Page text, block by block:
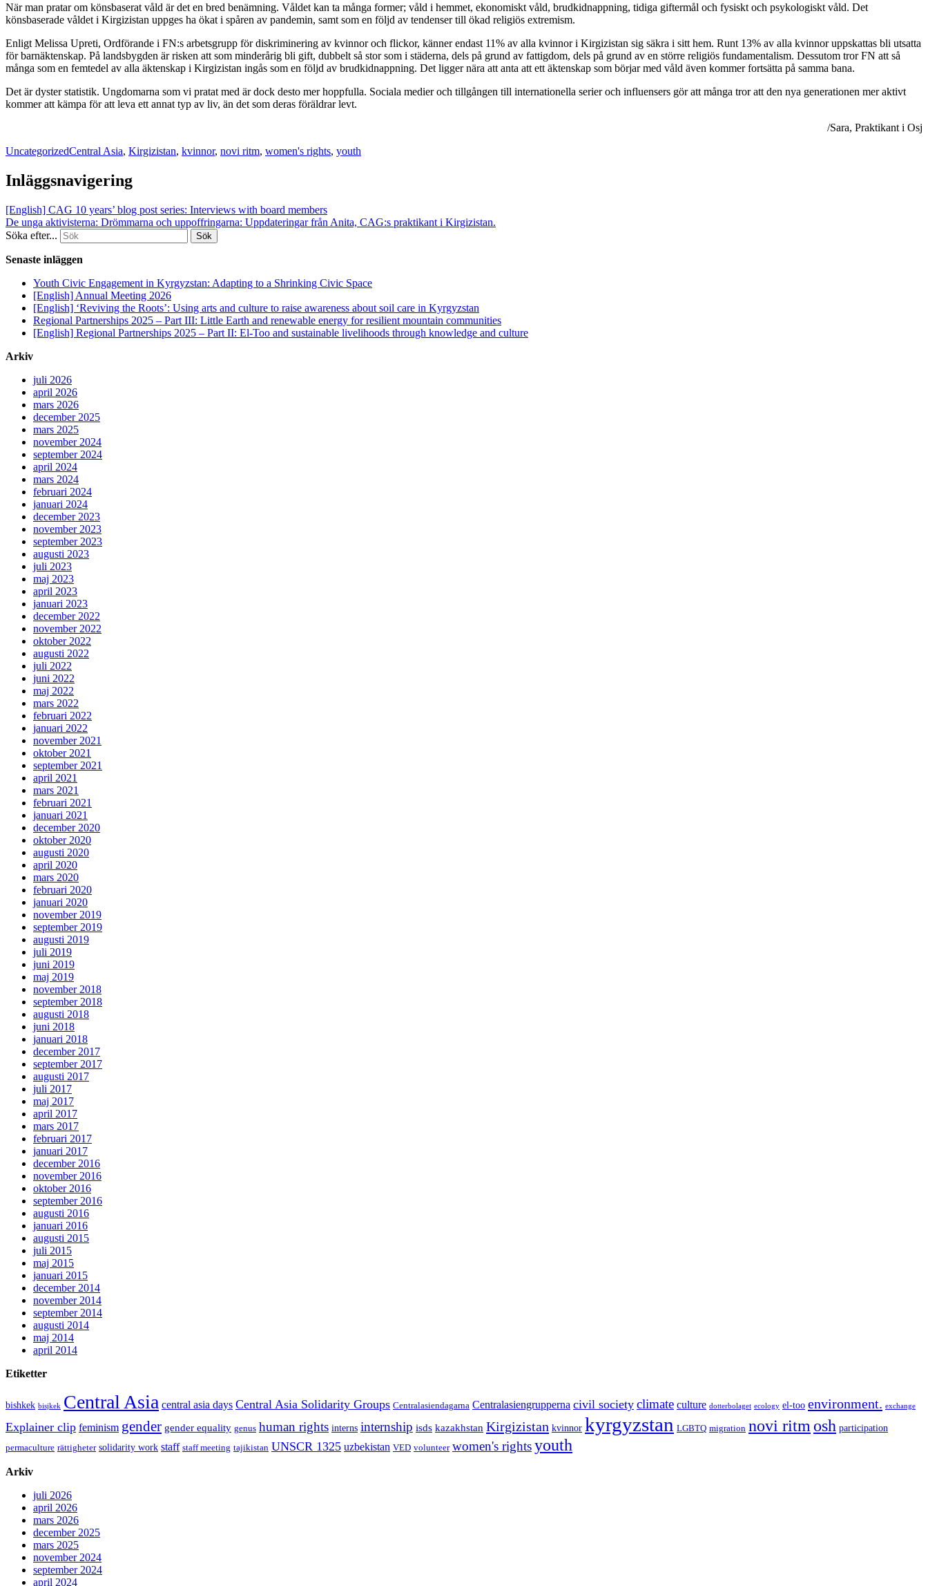
När man pratar om könsbaserat våld är det en bred benämning. Våldet kan ta många former; våld i hemmet, ekonomiskt våld, brudkidnappning, tidiga giftermål och fysiskt och psykologiskt våld. Det
könsbaserade våldet i Kirgizistan uppges ha ökat i spåren av pandemin, samt som en följd av tendenser till ökad religiös extremism.
Enligt Melissa Upreti, Ordförande i FN:s arbetsgrupp för diskriminering av kvinnor och flickor, känner endast 11% av alla kvinnor i Kirgizistan sig säkra i sitt hem. Runt 13% av alla kvinnor uppskattas bli utsatta
för barnäktenskap. På landsbygden är risken att som minderårig bli gift, dubbelt så stor som i städerna, dels på grund av fattigdom, dels på grund av en större religiös fundamentalism. Dessutom trorFN att så
många som en femtedel av alla äktenskap i Kirgizistan ingås som en följd av brudkidnappning. Det ligger nära att anta att ett äktenskap som börjar med våld även kommer fortsätta på samma bana.
Det är dyster statistik. Ungdomarna som vi pratat med är dock desto mer hoppfulla. Sociala medier och tillgången till internationella serier och influensers gör att många tror att den nya generationen mer aktivt
kommer att kämpa för att leva ett annat typ av liv, än det som deras föräldrar levt.
/Sara, Praktikant i Osj
UncategorizedCentral Asia, Kirgizistan, kvinnor, novi ritm, women's rights, youth
Inläggsnavigering
[English] CAG 10 years’ blog post series: Interviews with board members
De unga aktivisterna: Drömmarna och uppoffringarna: Uppdateringar från Anita, CAG:s praktikant i Kirgizistan.
Söka efter...
Senaste inläggen
Youth Civic Engagement in Kyrgyzstan: Adapting to a Shrinking Civic Space
[English] Annual Meeting 2026
[English] ‘Reviving the Roots’: Using arts and culture to raise awareness about soil care in Kyrgyzstan
Regional Partnerships 2025 – Part III: Little Earth and renewable energy for resilient mountain communities
[English] Regional Partnerships 2025 – Part II: El-Too and sustainable livelihoods through knowledge and culture
Arkiv
juli 2026
april 2026
mars 2026
december 2025
mars 2025
november 2024
september 2024
april 2024
mars 2024
februari 2024
januari 2024
december 2023
november 2023
september 2023
augusti 2023
juli 2023
maj 2023
april 2023
januari 2023
december 2022
november 2022
oktober 2022
augusti 2022
juli 2022
juni 2022
maj 2022
mars 2022
februari 2022
januari 2022
november 2021
oktober 2021
september 2021
april 2021
mars 2021
februari 2021
januari 2021
december 2020
oktober 2020
augusti 2020
april 2020
mars 2020
februari 2020
januari 2020
november 2019
september 2019
augusti 2019
juli 2019
juni 2019
maj 2019
november 2018
september 2018
augusti 2018
juni 2018
januari 2018
december 2017
september 2017
augusti 2017
juli 2017
maj 2017
april 2017
mars 2017
februari 2017
januari 2017
december 2016
november 2016
oktober 2016
september 2016
augusti 2016
januari 2016
augusti 2015
juli 2015
maj 2015
januari 2015
december 2014
november 2014
september 2014
augusti 2014
maj 2014
april 2014
Etiketter
bishkek bisjkek Central Asia central asia days Central Asia Solidarity Groups Centralasiendagarna Centralasiengrupperna civil society climate culture dotterbolaget ecology el-too environment. exchange
Explainer clip feminism gender gender equality genus human rights interns internship isds kazakhstan Kirgizistan kvinnor kyrgyzstan LGBTQ migration novi ritm osh participation
permaculture rättigheter solidarity work staff staff meeting tajikistan UNSCR 1325 uzbekistan VED volunteer women's rightsyouth
Arkiv
juli 2026
april 2026
mars 2026
december 2025
mars 2025
november 2024
september 2024
april 2024